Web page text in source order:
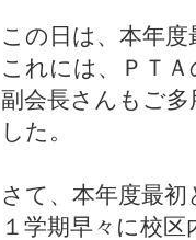
この日は、本年
これには、ＰＴ
副会長さんもご
した。
さて、本年度最
１学期早々に校